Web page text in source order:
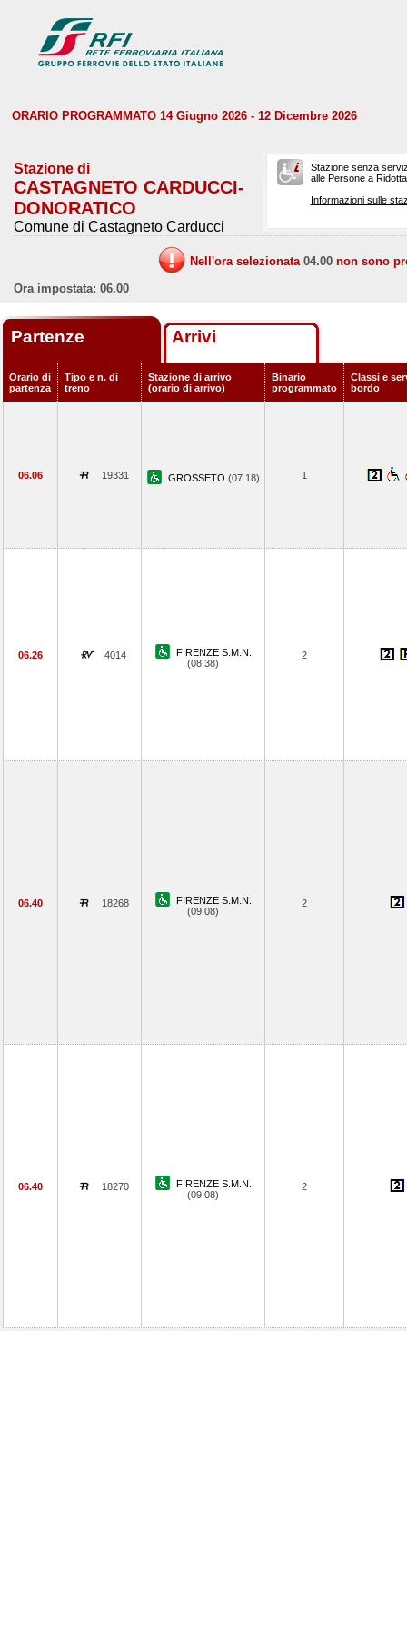
ORARIO PROGRAMMATO 14 Giugno 2026 - 12 Dicembre 2026
Stazione di
CASTAGNETO CARDUCCI-
DONORATICO
Comune di Castagneto Carducci
Stazione senza
alle Persone a
Informazioni sulle
Nell'ora selezionata 04.00 non sono
Ora impostata: 06.00
Partenze Arrivi
Orario di
partenza
Tipo e n. di
treno
Stazione di arrivo
(orario di arrivo)
Binario
programmato
Classi e
bordo
06.06 19331 GROSSETO (07.18) 1
06.26 4014
FIRENZE S.M.N.
(08.38)
2
06.40 18268
FIRENZE S.M.N.
(09.08)
2
06.40 18270
FIRENZE S.M.N.
(09.08)
2